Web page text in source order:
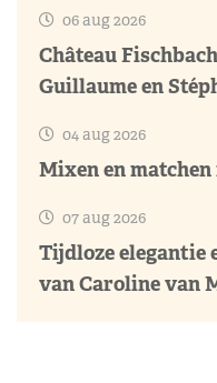
06 aug 2026
Château
Guillaume en
04 aug 2026
Mixen en matchen
07 aug 2026
Tijdloze elegantie
van Caroline van